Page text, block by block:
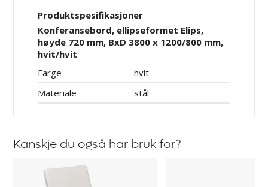
Produktspesifikasjoner
Konferansebord, ellipseformet Elips,
høyde 720 mm, BxD 3800 x 1200/800 mm,
hvit/hvit
Farge
hvit
Materiale
stål
Kanskje du også har bruk for?
Konferansestol
Emmy,